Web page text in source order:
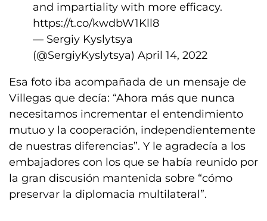
and impartiality with more efficacy.
https://t.co/kwdbW1Kll8
— Sergiy Kyslytsya
(@SergiyKyslytsya) April 14, 2022
Esa foto iba acompañada de un mensaje de
Villegas que decía: “Ahora más que nunca
necesitamos incrementar el entendimiento
mutuo y la cooperación, independientemente
de nuestras diferencias”. Y le agradecía a los
embajadores con los que se había reunido por
la gran discusión mantenida sobre “cómo
preservar la diplomacia multilateral”.